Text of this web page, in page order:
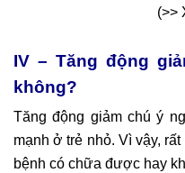
(>>
IV – Tăng động
không?
Tăng động giảm chú ý
mạnh ở trẻ nhỏ. Vì vậy,
bệnh có chữa được hay